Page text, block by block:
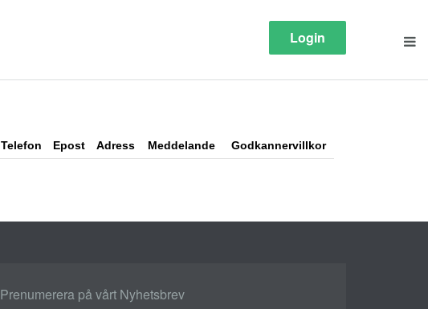
Login
Telefon Epost Adress Meddelande Godkannervillkor
Prenumerera på vårt Nyhetsbrev